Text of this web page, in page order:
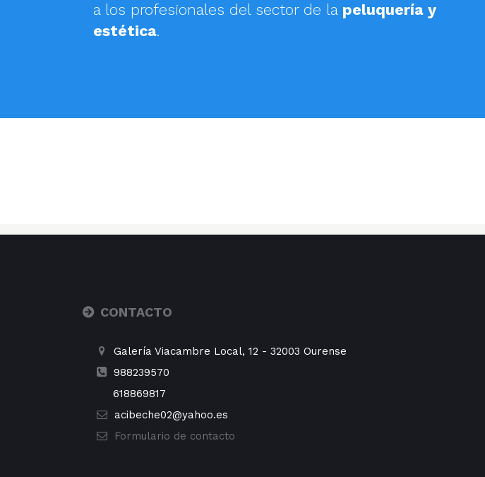
a los profesionales del sector de la peluquería y
estética.
CONTACTO
Galería Viacambre Local, 12 - 32003 Ourense
988239570
618869817
acibeche02@yahoo.es
Formulario de contacto